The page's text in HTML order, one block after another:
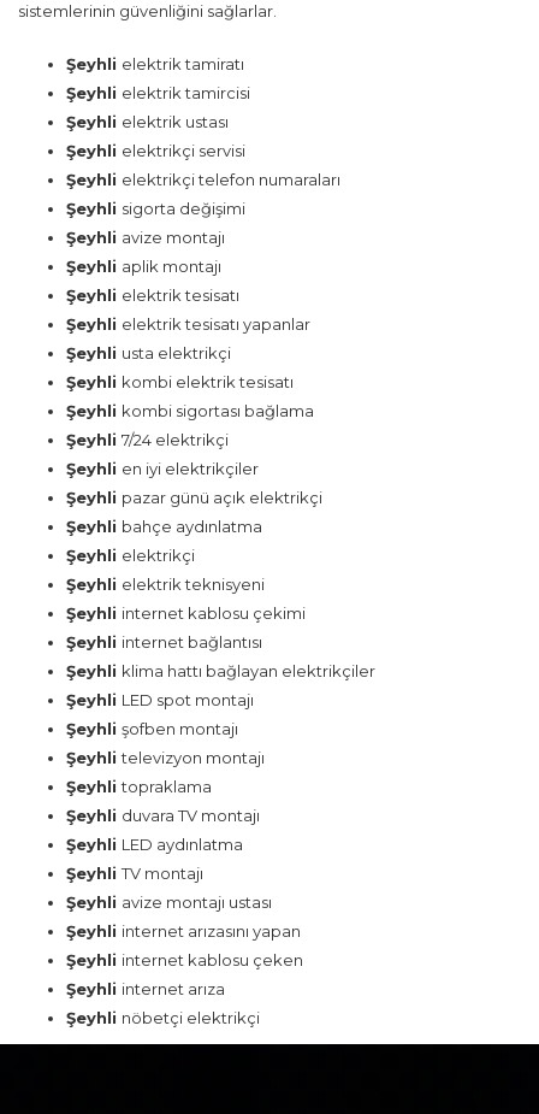
sistemlerinin güvenliğini sağlarlar.
Şeyhli elektrik tamiratı
Şeyhli elektrik tamircisi
Şeyhli elektrik ustası
Şeyhli elektrikçi servisi
Şeyhli elektrikçi telefon numaraları
Şeyhli sigorta değişimi
Şeyhli avize montajı
Şeyhli aplik montajı
Şeyhli elektrik tesisatı
Şeyhli elektrik tesisatı yapanlar
Şeyhli usta elektrikçi
Şeyhli kombi elektrik tesisatı
Şeyhli kombi sigortası bağlama
Şeyhli 7/24 elektrikçi
Şeyhli en iyi elektrikçiler
Şeyhli pazar günü açık elektrikçi
Şeyhli bahçe aydınlatma
Şeyhli elektrikçi
Şeyhli elektrik teknisyeni
Şeyhli internet kablosu çekimi
Şeyhli internet bağlantısı
Şeyhli klima hattı bağlayan elektrikçiler
Şeyhli LED spot montajı
Şeyhli şofben montajı
Şeyhlitelevizyon montajı
Şeyhlitopraklama
Şeyhli duvara TV montajı
Şeyhli LED aydınlatma
ŞeyhliTV montajı
Şeyhli avize montajı ustası
Şeyhli internet arızasını yapan
Şeyhli internet kablosu çeken
Şeyhli internet arıza
Şeyhli nöbetçi elektrikçi